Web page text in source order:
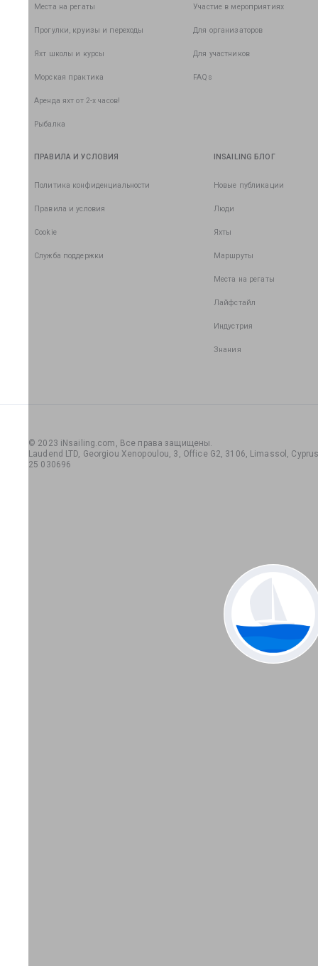
Места на регаты
Прогулки, круизы и переходы
Яхт школы и курсы
Морская практика
Аренда яхт от 2-х часов!
Рыбалка
Участие в мероприятиях
Для организаторов
Для участников
FAQs
ПРАВИЛА И УСЛОВИЯ
Политика конфиденциальности
Правила и условия
Cookie
Служба поддержки
INSAILING БЛОГ
Новые публикации
Люди
Яхты
Маршруты
Места на регаты
Лайфстайл
Индустрия
Знания
© 2023 iNsailing.com, Все права защищены.
Laudend LTD, Georgiou Xenopoulou, 3, Office G2, 3106, Limassol,
25 030696